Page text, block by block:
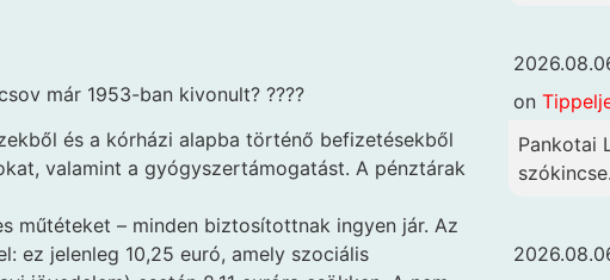
már 1953-ban kivonult? ????
és a kórházi alapba történő befizetésekből
valamint a gyógyszertámogatást. A pénztárak
műtéteket – minden biztosítottnak ingyen jár. Az
ez jelenleg 10,25 euró, amely szociális
on
Pankotai